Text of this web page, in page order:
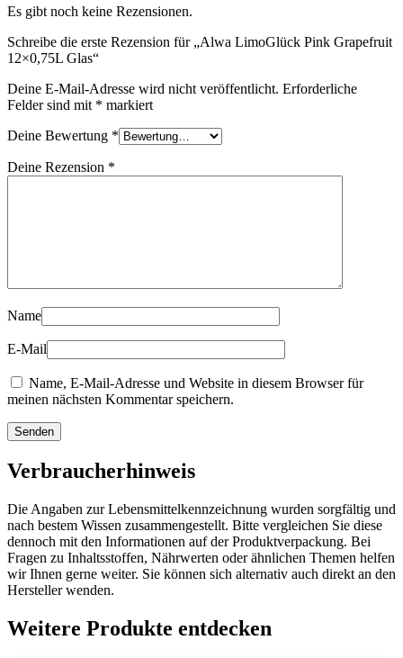
Es gibt noch keine Rezensionen.
Schreibe die erste Rezension für „Alwa LimoGlück Pink Grapefruit
12×0,75L Glas“
Deine E-Mail-Adresse wird nicht veröffentlicht. Erforderliche
Felder sind mit * markiert
Deine Bewertung *
Deine Rezension *
Name
E-Mail
Name, E-Mail-Adresse und Website in diesem Browser für
meinen nächsten Kommentar speichern.
Verbraucherhinweis
Die Angaben zur Lebensmittelkennzeichnung wurden sorgfältig und
nach bestem Wissen zusammengestellt. Bitte vergleichen Sie diese
dennoch mit den Informationen auf der Produktverpackung. Bei
Fragen zu Inhaltsstoffen, Nährwerten oder ähnlichen Themen helfen
wir Ihnen gerne weiter. Sie können sich alternativ auch direkt an den
Hersteller wenden.
Weitere Produkte entdecken